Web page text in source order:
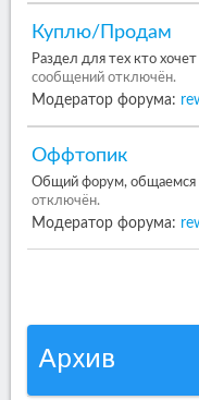
Куплю/Продам
Раздел для тех кто
сообщений отключён.
Модератор форума:
Оффтопик
Общий форум, общаемся
отключён.
Модератор форума:
Архив